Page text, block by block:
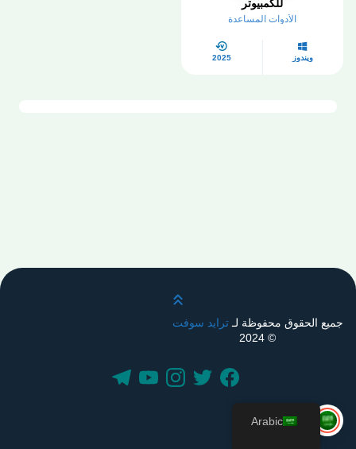
للكمبيوتر​
الأدوات المساعدة
ويندوز 2025
قم بالتمرير لأعلى
جميع الحقوق محفوظة لـترايد سوفت
© 2024
Arabic